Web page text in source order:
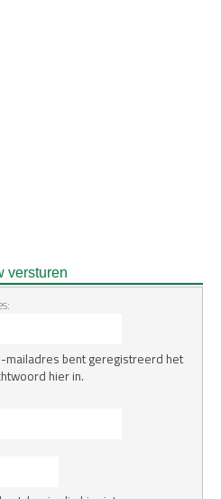
versturen
mailadres bent geregistreerd het
hier in.